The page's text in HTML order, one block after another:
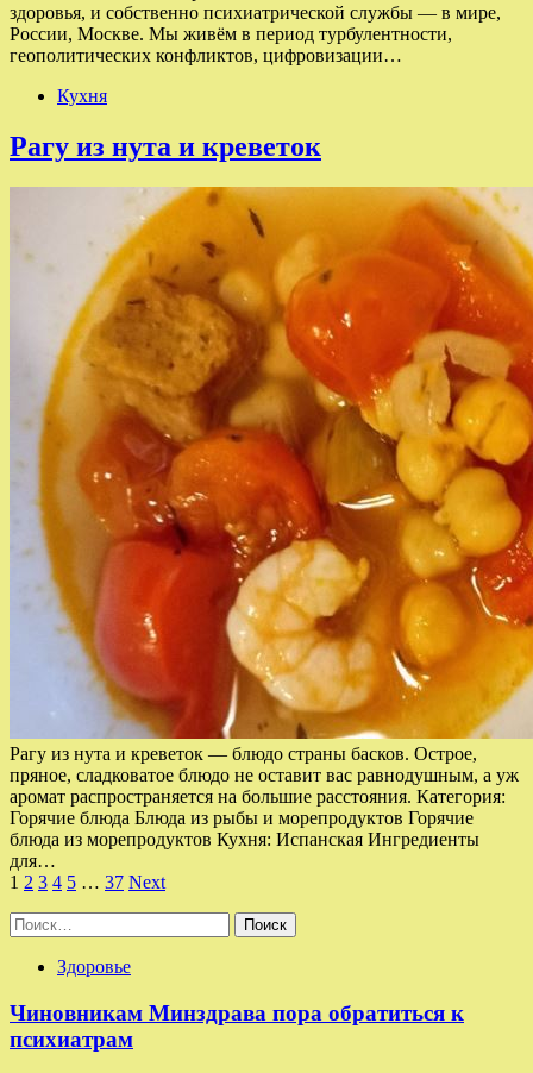
здоровья, и собственно психиатрической службы — в мире,
России, Москве. Мы живём в период турбулентности,
геополитических конфликтов, цифровизации…
Кухня
Рагу из нута и креветок
Рагу из нута и креветок — блюдо страны басков. Острое,
пряное, сладковатое блюдо не оставит вас равнодушным, а уж
аромат распространяется на большие расстояния. Категория:
Горячие блюда Блюда из рыбы и морепродуктов Горячие
блюда из морепродуктов Кухня: Испанская Ингредиенты
для…
Пагинация
записей
1 2 3 4 5 … 37 Next
Найти:
Здоровье
Чиновникам Минздрава пора обратиться к
психиатрам